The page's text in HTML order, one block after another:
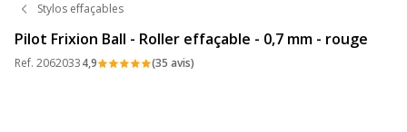
Stylos effaçables
Pilot Frixion Ball - Roller effaçable - 0,7 mm - rouge
Ref. 20620334,9 (35 avis)